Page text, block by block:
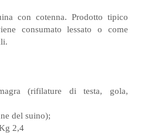
con cotenna. Prodotto tipico
consumato lessato o come
(rifilature di testa, gola,
del suino);
2,4